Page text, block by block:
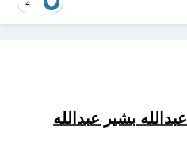
عبدالله بشير عبدالله